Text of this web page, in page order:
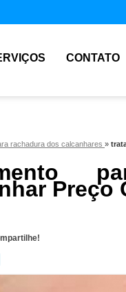
CONTATO
rachadura dos calcanhares »
Preço